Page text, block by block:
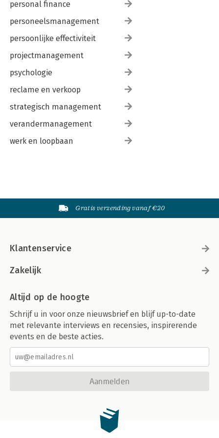
personal finance
personeelsmanagement
persoonlijke effectiviteit
projectmanagement
psychologie
reclame en verkoop
strategisch management
verandermanagement
werk en loopbaan
Gratis verzending vanaf €20
Klantenservice
Zakelijk
Altijd op de hoogte
Schrijf u in voor onze nieuwsbrief en blijf up-to-date
met relevante interviews en recensies, inspirerende
events en de beste acties.
Aanmelden